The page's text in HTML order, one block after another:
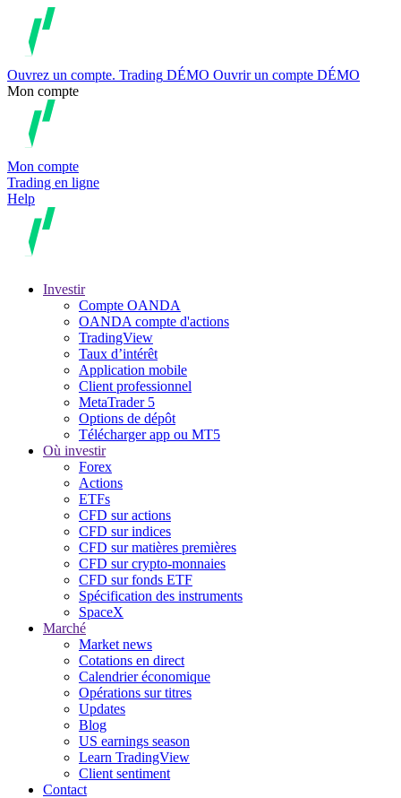
Ouvrez un compte. Trading DÉMO Ouvrir un compte DÉMO
Mon compte
Mon compte
Trading en ligne
Help
Investir
Compte OANDA
OANDA compte d'actions
TradingView
Taux d’intérêt
Application mobile
Client professionnel
MetaTrader 5
Options de dépôt
Télécharger app ou MT5
Où investir
Forex
Actions
ETFs
CFD sur actions
CFD sur indices
CFD sur matières premières
CFD sur crypto-monnaies
CFD sur fonds ETF
Spécification des instruments
SpaceX
Marché
Market news
Cotations en direct
Calendrier économique
Opérations sur titres
Updates
Blog
US earnings season
Learn TradingView
Client sentiment
Contact